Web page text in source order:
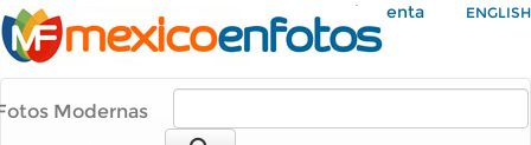
Mi Cuenta ENGLISH
Modernas